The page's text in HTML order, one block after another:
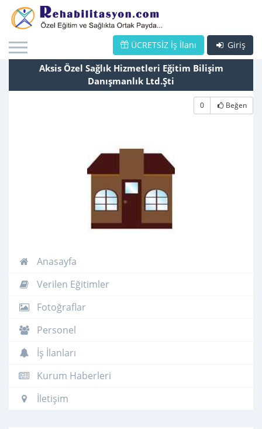
Giriş
ÜCRETSİZ İş İlanı
Aksis Özel Sağlık Hizmetleri Eğitim Bilişim
Danışmanlık Ltd.Şti
0 Beğen
Anasayfa
Verilen Eğitimler
Fotoğraflar
Personel
İş İlanları
Kurum Haberleri
İletişim